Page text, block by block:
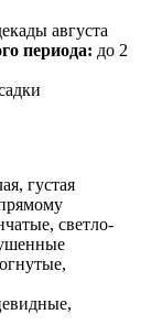
августа
периода: до 2
густая
светло-